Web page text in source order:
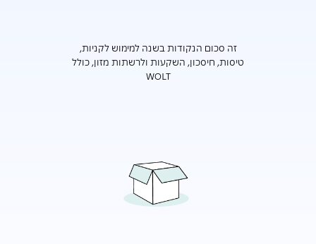
זה סכום הנקודות בשנה למימוש לקניות,
טיסות, חיסכון, השקעות ולרשתות מזון, כולל
WOLT